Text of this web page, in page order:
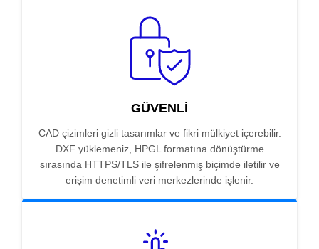
GÜVENLI
CAD çizimleri gizli tasarımlar ve fikri mülkiyet içerebilir.
DXF yüklemeniz, HPGL formatına dönüştürme
sırasında HTTPS/TLS ile şifrelenmiş biçimde iletilir ve
erişim denetimli veri merkezlerinde işlenir.